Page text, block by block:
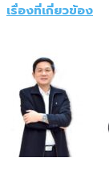
เรื่องที่เกี่ยวข้อง